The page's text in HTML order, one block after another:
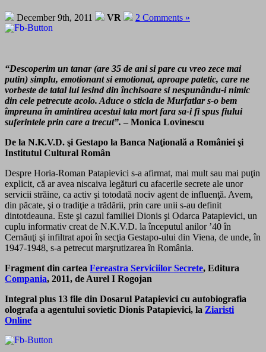
December 9th, 2011 VR 2 Comments »
“Descoperim un tanar (are 35 de ani si pare cu vreo zece mai
putin) simplu, emotionant si emotionat, aproape patetic, care ne
vorbeste de tatal lui iesind din închisoare si nespunându-i nimic
din cele petrecute acolo. Aduce o sticla de Murfatlar s-o bem
împreuna în amintirea acestui tata mort fara sa-i fi spus fiului
suferintele prin care a trecut”. – Monica Lovinescu
De la N.K.V.D. şi Gestapo la Banca Naţională a României şi
Institutul Cultural Român
Despre Horia-Roman Patapievici s-a afirmat, mai mult sau mai puţin
ex­plicit, că ar avea niscaiva legături cu afacerile secrete ale unor
servicii străine, ca activ şi totodată nociv agent de influenţă. Avem,
din păcate, şi o tradiţie a trădării, prin care unii s-au definit
dintotdeauna. Este şi cazul familiei Dionis şi Odarca Patapievici, un
cuplu informativ creat de N.K.V.D. la începutul anilor ’40 în
Cernăuţi şi infiltrat apoi în secţia Gestapo-ului din Viena, de unde, în
1947-1948, s-a petrecut marşrutizarea în România.
Fragment din cartea Fereastra Serviciilor Secrete, Editura
Compania, 2011, de Aurel I Rogojan
Integral plus 13 file din Dosarul Patapievici cu autobiografia
olografa a agentului sovietic Dionis Patapievici, la Ziaristi
Online